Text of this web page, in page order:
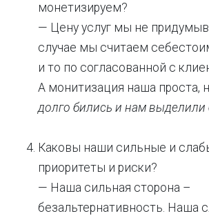
монетизируем?
— Цену услуг мы не
случае мы считаем
и то по согласованной с
А монитизация наша проста,
долго бились и нам выделили
Каковы наши сильные и
приоритеты и риски?
— Наша сильная сторона –
безальтернативность. Наша